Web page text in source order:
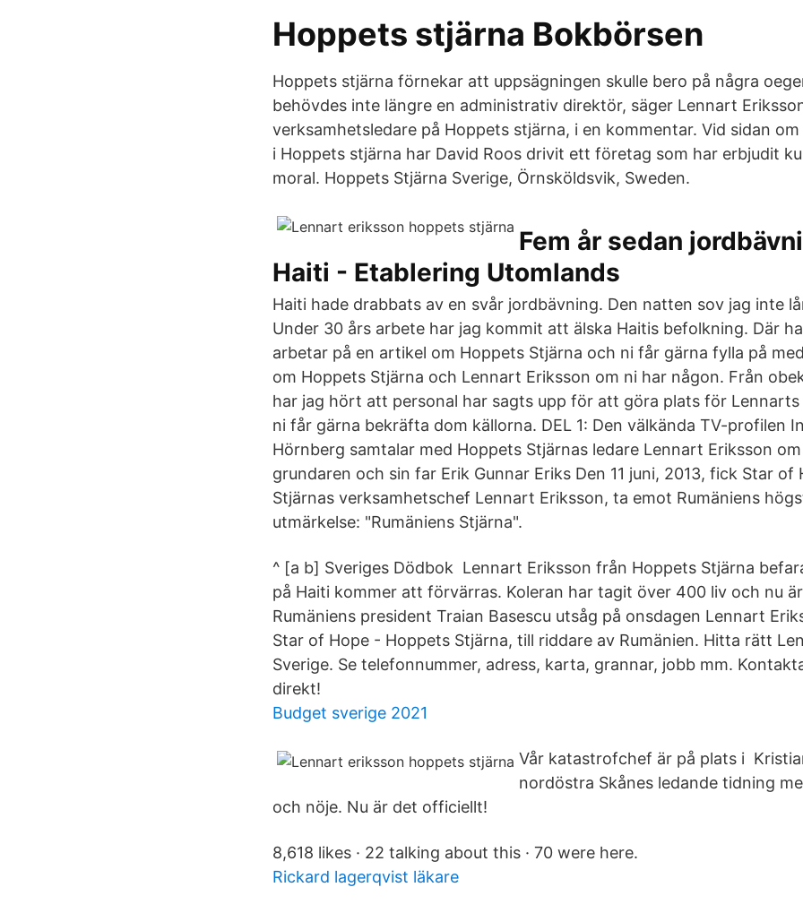
Hoppets stjärna Bokbörsen
Hoppets stjärna förnekar att uppsägningen skulle bero på några
behövdes inte längre en administrativ direktör, säger Lennart
verksamhetsledare på Hoppets stjärna, i en kommentar. Vid sidan
i Hoppets stjärna har David Roos drivit ett företag som har erbjudit
moral. Hoppets Stjärna Sverige, Örnsköldsvik, Sweden.
Fem år sedan
Haiti - Etablering Utomlands
Haiti hade drabbats av en svår jordbävning. Den natten sov jag inte
Under 30 års arbete har jag kommit att älska Haitis befolkning. Där
arbetar på en artikel om Hoppets Stjärna och ni får gärna fylla på
om Hoppets Stjärna och Lennart Eriksson om ni har någon. Från
har jag hört att personal har sagts upp för att göra plats för
ni får gärna bekräfta dom källorna. DEL 1: Den välkända TV-profilen
Hörnberg samtalar med Hoppets Stjärnas ledare Lennart Eriksson
grundaren och sin far Erik Gunnar Eriks Den 11 juni, 2013, fick Star of
Stjärnas verksamhetschef Lennart Eriksson, ta emot Rumäniens
utmärkelse: "Rumäniens Stjärna".
^ [a b] Sveriges Dödbok Lennart Eriksson från Hoppets Stjärna
på Haiti kommer att förvärras. Koleran har tagit över 400 liv och nu
Rumäniens president Traian Basescu utsåg på onsdagen Lennart
Star of Hope - Hoppets Stjärna, till riddare av Rumänien. Hitta rätt
Sverige. Se telefonnummer, adress, karta, grannar, jobb mm.
direkt!
Budget sverige 2021
Vår katastrofchef är på plats i
nordöstra Skånes ledande tidning
och nöje. Nu är det officiellt!
8,618 likes · 22 talking about this · 70 were here.
Rickard lagerqvist läkare